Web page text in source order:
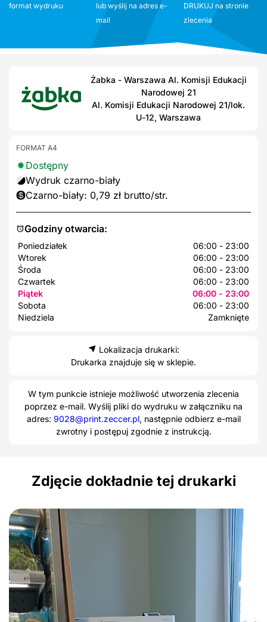
format wydruku
lub wyślij na adres e-
mail
DRUKUJ na stronie
zlecenia
Żabka - Warszawa Al. Komisji Edukacji
Narodowej 21
Al. Komisji Edukacji Narodowej 21/lok.
U-12, Warszawa
Godziny otwarcia:
Poniedziałek
06:00 - 23:00
Wtorek
06:00 - 23:00
Środa
06:00 - 23:00
Czwartek
06:00 - 23:00
Piątek
06:00 - 23:00
Sobota
06:00 - 23:00
Niedziela
Zamknięte
FORMAT A4
Dostępny
Wydruk czarno-biały
Czarno-biały: 0,79 zł brutto/str.
Lokalizacja drukarki:
Drukarka znajduje się w sklepie.
W tym punkcie istnieje możliwość utworzenia zlecenia
poprzez e-mail. Wyślij pliki do wydruku w załączniku na
adres: 9028@print.zeccer.pl, następnie odbierz e-mail
zwrotny i postępuj zgodnie z instrukcją.
Zdjęcie dokładnie tej drukarki